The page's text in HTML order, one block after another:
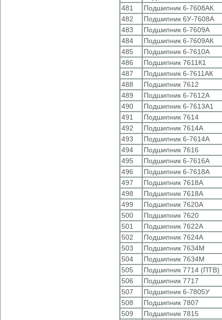
481
Подшипник 6-7608АК
482
Подшипник 6У-7608А
483
Подшипник 6-7609А
484
Подшипник 6-7609АК
485
Подшипник 6-7610А
486
Подшипник 7611К1
487
Подшипник 6-7611АК
488
Подшипник 7612
489
Подшипник 6-7612А
490
Подшипник 6-7613А1
491
Подшипник 7614
492
Подшипник 7614А
493
Подшипник 6-7614А
494
Подшипник 7616
495
Подшипник 6-7616А
496
Подшипник 6-7618А
497
Подшипник 7618А
498
Подшипник 7618А
499
Подшипник 7620А
500
Подшипник 7620
501
Подшипник 7622А
502
Подшипник 7624А
503
Подшипник 7634М
504
Подшипник 7634М
505
Подшипник 7714 (ПТВ)
506
Подшипник 7717
507
Подшипник 6-7805У
508
Подшипник 7807
509
Подшипник 7815